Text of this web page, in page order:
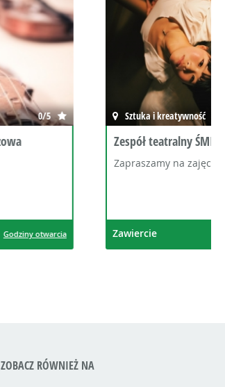
Sztuka i kreatywność 0/5
Zespół teatralny ŚMIESZKI
Zapraszamy na zajęcia!
Zawiercie Godziny otwarcia
ZOBACZ RÓWNIEŻ NA